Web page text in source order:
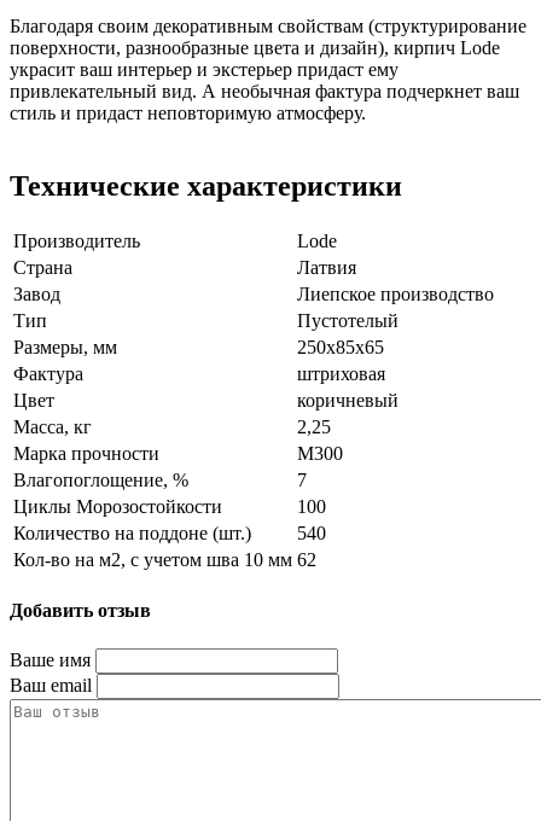
Благодаря своим декоративным свойствам (структурирование
поверхности, разнообразные цвета и дизайн), кирпич Lode
украсит ваш интерьер и экстерьер придаст ему
привлекательный вид. А необычная фактура подчеркнет ваш
стиль и придаст неповторимую атмосферу.
Технические характеристики
Производитель
Lode
Страна
Латвия
Завод
Лиепское производство
Тип
Пустотелый
Размеры, мм
250x85x65
Фактура
штриховая
Цвет
коричневый
Масса, кг
2,25
Марка прочности
M300
Влагопоглощение, %
7
Циклы Морозостойкости
100
Количество на поддоне (шт.)
540
Кол-во на м2, с учетом шва 10 мм 62
Добавить отзыв
Ваше имя
Ваш email